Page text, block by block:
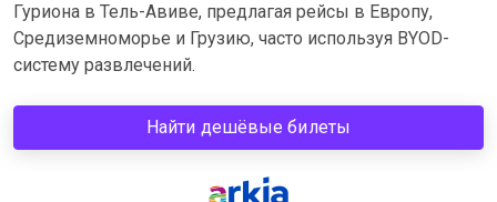
Гуриона в Тель-Авиве, предлагая рейсы в Европу,
Средиземноморье и Грузию, часто используя BYOD-
систему развлечений.
Найти дешёвые билеты